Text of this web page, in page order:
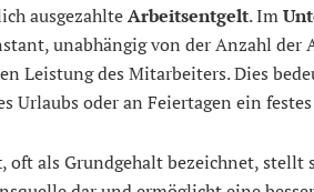
ausgezahlteArbeitsentgelt. Im
unabhängig von der Anzahl der
Leistung des Mitarbeiters. Dies
Urlaubs oder an Feiertagen ein
, oft als Grundgehalt bezeichnet, stellt